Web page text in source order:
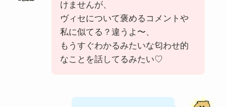
けませんが、
ヴィセについて褒めるコメントや
私に似てる？違うよ〜、
もうすぐわかるみたいな匂わせ的
なことを話してるみたい♡